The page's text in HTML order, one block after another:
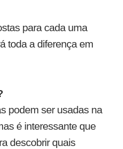
para cada uma
toda a diferença em
podem ser usadas na
é interessante que
descobrir quais